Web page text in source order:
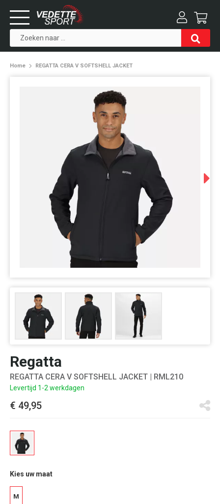
Home REGATTA CERA V SOFTSHELL JACKET
Regatta
REGATTA CERA V SOFTSHELL JACKET | RML210
Levertijd 1-2 werkdagen
€ 49,95
Kies uw maat
M